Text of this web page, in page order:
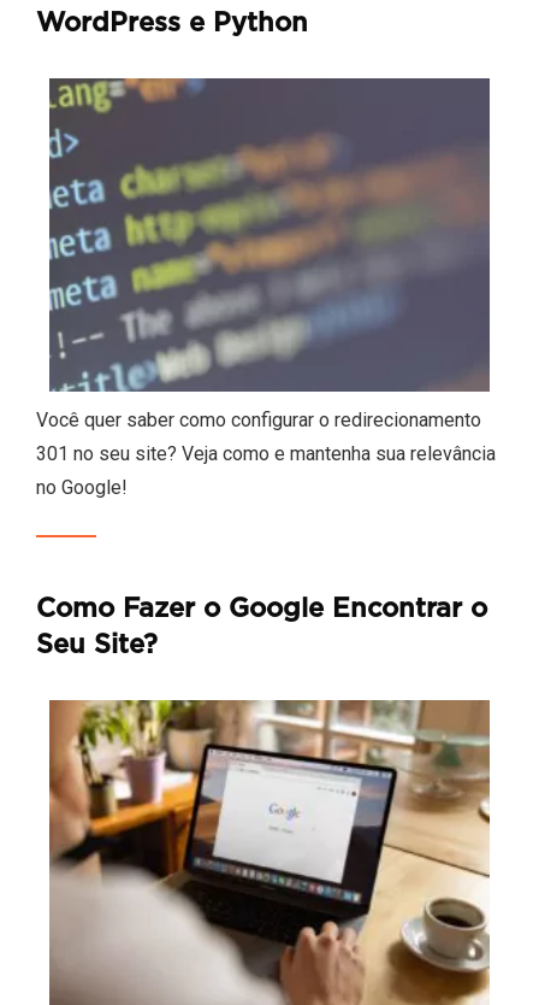
WordPress e Python
Você quer saber como configurar o redirecionamento
301 no seu site? Veja como e mantenha sua relevância
no Google!
Como Fazer o Google Encontrar o
Seu Site?